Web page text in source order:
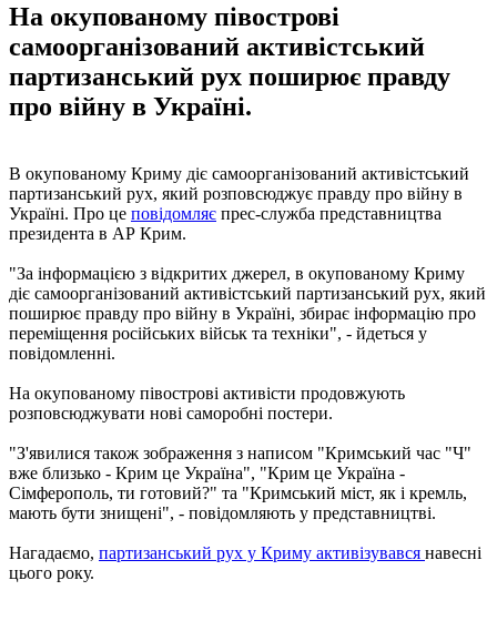
На окупованому півострові
самоорганізований активістський
партизанський рух поширює правду
про війну в Україні.
В окупованому Криму діє самоорганізований активістський
партизанський рух, який розповсюджує правду про війну в
Україні. Про це повідомляє прес-служба представництва
президента в АР Крим.
"За інформацією з відкритих джерел, в окупованому Криму
діє самоорганізований активістський партизанський рух, який
поширює правду про війну в Україні, збирає інформацію про
переміщення російських військ та техніки", - йдеться у
повідомленні.
На окупованому півострові активісти продовжують
розповсюджувати нові саморобні постери.
"З'явилися також зображення з написом "Кримський час "Ч"
вже близько - Крим це Україна", "Крим це Україна -
Сімферополь, ти готовий?" та "Кримський міст, як і кремль,
мають бути знищені", - повідомляють у представництві.
Нагадаємо, партизанський рух у Криму активізувався навесні
цього року.